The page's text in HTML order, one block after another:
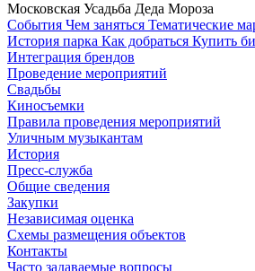
Московская Усадьба Деда Мороза
Cобытия Чем заняться Тематические
История парка Как добраться Купить
Интеграция брендов
Проведение мероприятий
Свадьбы
Киносъемки
Правила проведения мероприятий
Уличным музыкантам
История
Пресс-служба
Общие сведения
Закупки
Независимая оценка
Схемы размещения объектов
Контакты
Часто задаваемые вопросы